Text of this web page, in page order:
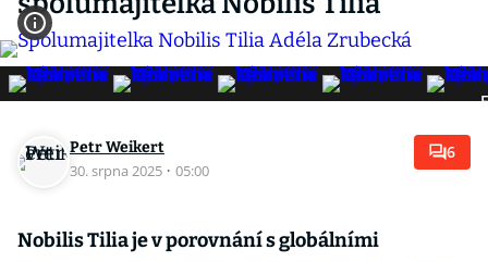
Petr Weikert
30. srpna 2025 · 05:00
6
Nobilis Tilia je v porovnání s globálními